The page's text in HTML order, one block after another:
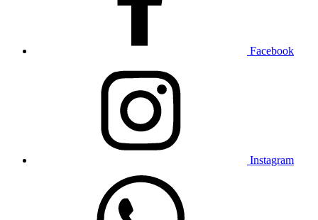
Facebook
Instagram